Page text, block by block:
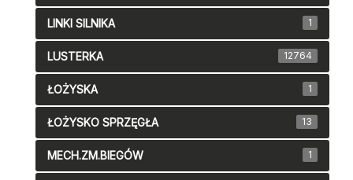
LINKI SILNIKA 1
LUSTERKA 12764
ŁOŻYSKA 1
ŁOŻYSKO SPRZĘGŁA 13
MECH.ZM.BIEGÓW 1